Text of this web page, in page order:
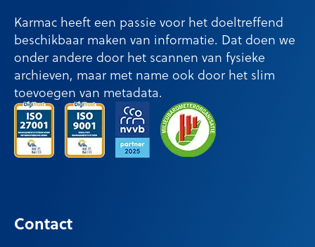
Karmac heeft een passie voor het doeltreffend
beschikbaar maken van informatie. Dat doen we
onder andere door het scannen van fysieke
archieven, maar met name ook door het slim
toevoegen van metadata.
Contact